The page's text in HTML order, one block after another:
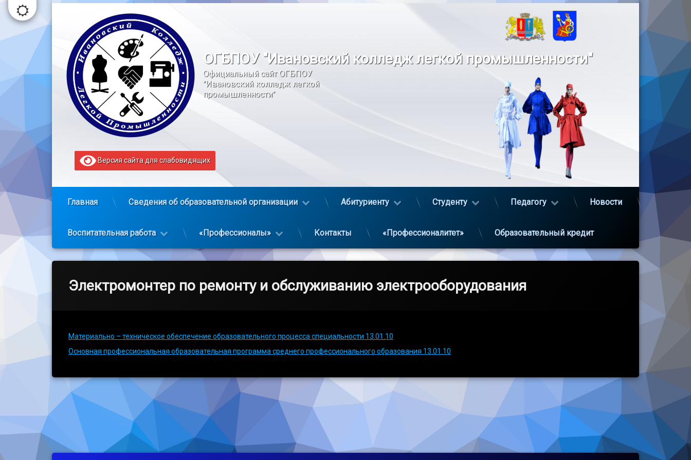
Перейти
содержимому
ОГБПОУ "Ивановский колледж легкой промышленности"
Официальный сайт ОГБПОУ
"Ивановский колледж легкой
промышленности"
Версия сайта для слабовидящих
Главная Сведения об образовательной организации Абитуриенту Студенту Педагогу Новости
Воспитательная работа «Профессионалы» Контакты «Профессионалитет» Образовательный кредит
Электромонтер по ремонту и обслуживанию электрооборудования
Материально – техническое обеспечение образовательного процесса специальности 13.01.10
Основная профессиональная образовательная программа среднего профессионального образования 13.01.10